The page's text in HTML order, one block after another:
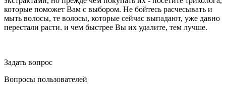
которые поможет Вам с выбором. Не бойтесь расчесывать и
мыть волосы, те волосы, которые сейчас выпадают, уже давно
перестали расти. и чем быстрее Вы их удалите, тем лучше.
Задать вопрос
Вопросы пользователей